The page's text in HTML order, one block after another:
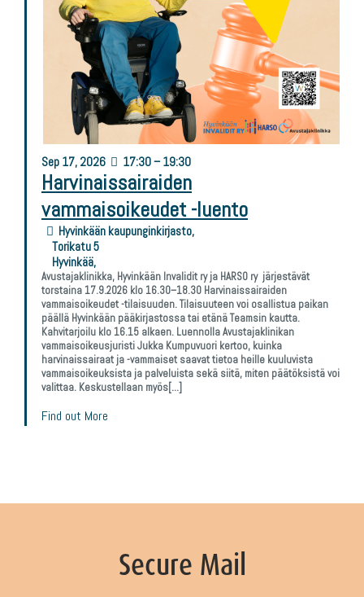
Sep 17, 2026 17:30 – 19:30
Harvinaissairaiden
vammaisoikeudet -luento
Hyvinkään kaupunginkirjasto,
Torikatu 5
Hyvinkää,
Avustajaklinikka, Hyvinkään Invalidit ry ja HARSO ry järjestävät
torstaina 17.9.2026 klo 16.30–18.30 Harvinaissairaiden
vammaisoikeudet -tilaisuuden. Tilaisuuteen voi osallistua paikan
päällä Hyvinkään pääkirjastossa tai etänä Teamsin kautta.
Kahvitarjoilu klo 16.15 alkaen. Luennolla Avustajaklinikan
vammaisoikeusjuristi Jukka Kumpuvuori kertoo, kuinka
harvinaissairaat ja -vammaiset saavat tietoa heille kuuluvista
vammaisoikeuksista ja palveluista sekä siitä, miten päätöksistä voi
valittaa. Keskustellaan myös[…]
Find out More
Secure Mail